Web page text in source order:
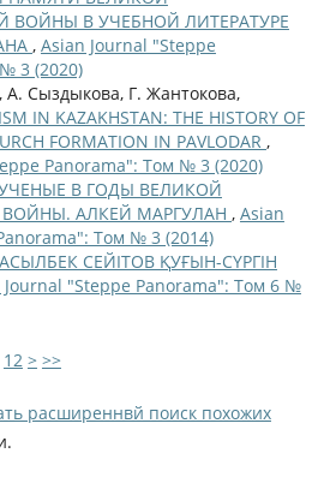
ВОЙНЫ В УЧЕБНОЙ ЛИТЕРАТУРЕ
, Asian Journal "Steppe
3 (2020)
Сыздыкова, Г. Жантокова,
IN KAZAKHSTAN: THE HISTORY OF
FORMATION IN PAVLODAR ,
Panorama": Том № 3 (2020)
В ГОДЫ ВЕЛИКОЙ
АЛКЕЙ МАРГУЛАН , Asian
Том № 3 (2014)
АСЫЛБЕК СЕЙІТОВ ҚУҒЫН-СҮРГІН
Journal "Steppe Panorama": Том 6 №
12 > >>
расширеннвй поиск похожих